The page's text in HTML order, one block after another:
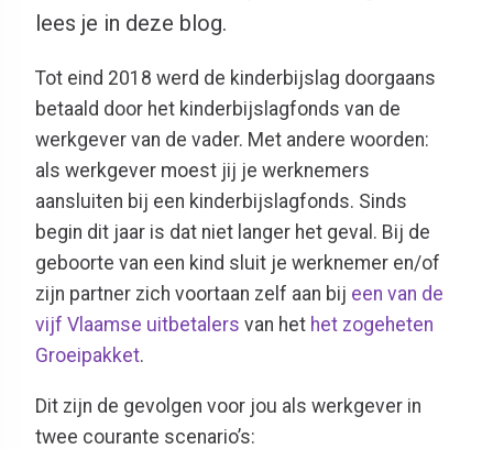
lees je in deze blog.
Tot eind 2018 werd de kinderbijslag doorgaans
betaald door het kinderbijslagfonds van de
werkgever van de vader. Met andere woorden:
als werkgever moest jij je werknemers
aansluiten bij een kinderbijslagfonds. Sinds
begin dit jaar is dat niet langer het geval. Bij de
geboorte van een kind sluit je werknemer en/of
zijn partner zich voortaan zelf aan bij een van de
vijf Vlaamse uitbetalers van het het zogeheten
Groeipakket.
Dit zijn de gevolgen voor jou als werkgever in
twee courante scenario’s: